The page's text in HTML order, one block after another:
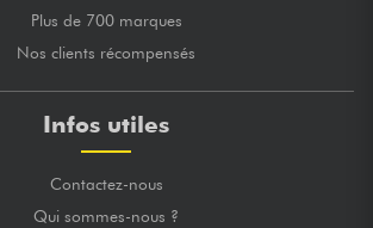
Plus de 700 marques
Nos clients récompensés
Infos utiles
Contactez-nous
Qui sommes-nous ?